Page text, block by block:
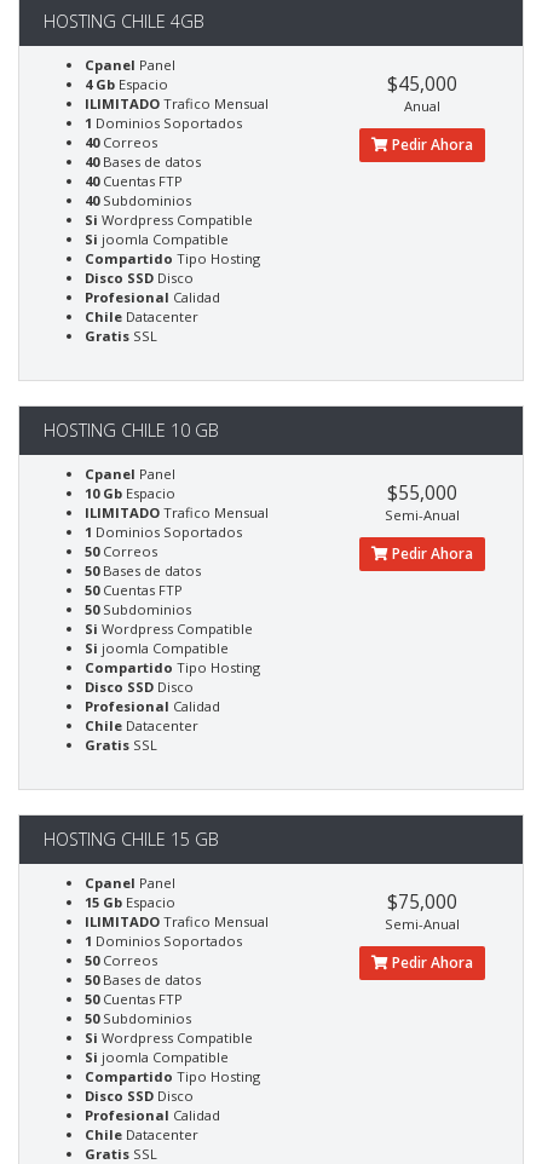
HOSTING CHILE 4GB
Cpanel Panel
4 Gb Espacio
ILIMITADO Trafico Mensual
1 Dominios Soportados
40Correos
40Bases de datos
40Cuentas FTP
40Subdominios
Si Wordpress Compatible
Si joomla Compatible
Compartido Tipo Hosting
Disco SSD Disco
Profesional Calidad
Chile Datacenter
Gratis SSL
$45,000
Anual
Pedir Ahora
HOSTING CHILE 10 GB
Cpanel Panel
10 Gb Espacio
ILIMITADO Trafico Mensual
1 Dominios Soportados
50Correos
50Bases de datos
50Cuentas FTP
50Subdominios
Si Wordpress Compatible
Si joomla Compatible
Compartido Tipo Hosting
Disco SSD Disco
Profesional Calidad
Chile Datacenter
Gratis SSL
$55,000
Semi-Anual
Pedir Ahora
HOSTING CHILE 15 GB
Cpanel Panel
15 Gb Espacio
ILIMITADO Trafico Mensual
1 Dominios Soportados
50Correos
50Bases de datos
50Cuentas FTP
50Subdominios
Si Wordpress Compatible
Si joomla Compatible
Compartido Tipo Hosting
Disco SSD Disco
Profesional Calidad
Chile Datacenter
Gratis SSL
$75,000
Semi-Anual
Pedir Ahora